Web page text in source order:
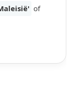
of